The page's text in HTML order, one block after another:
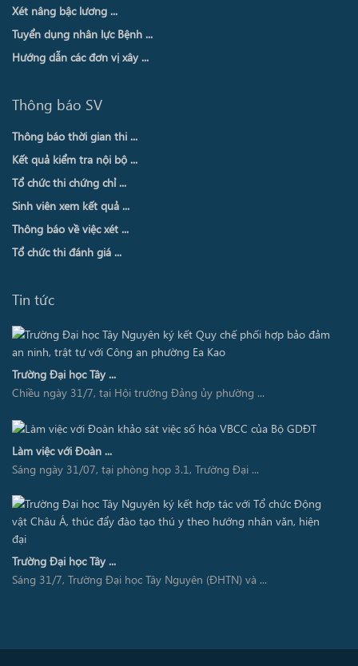
Xét nâng bậc lương ...
Tuyển dụng nhân lực Bệnh ...
Hướng dẫn các đơn vị xây ...
Thông báo SV
Thông báo thời gian thi ...
Kết quả kiểm tra nội bộ ...
Tổ chức thi chứng chỉ ...
Sinh viên xem kết quả ...
Thông báo về việc xét ...
Tổ chức thi đánh giá ...
Tin tức
Trường Đại học Tây ...
Chiều ngày 31/7, tại Hội trường Đảng ủy phường ...
Làm việc với Đoàn ...
Sáng ngày 31/07, tại phòng họp 3.1, Trường Đại ...
Trường Đại học Tây ...
Sáng 31/7, Trường Đại học Tây Nguyên (ĐHTN) và ...